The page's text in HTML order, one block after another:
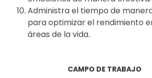
Administra el tiempo de
para optimizar el rendimiento
áreas de la vida.
CAMPO DE TRABAJO